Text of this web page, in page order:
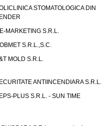
STOMATOLOGICA DIN
MARKETING S.R.L.
S.R.L.,S.C.
MOLD S.R.L.
ANTIINCENDIARA S.R.L.
PLUS S.R.L. - SUN TIME